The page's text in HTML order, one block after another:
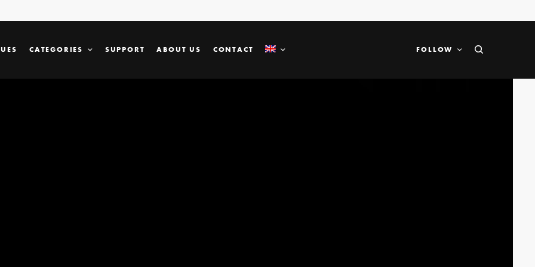
CATEGORIES SUPPORT ABOUT US CONTACT FOLLOW